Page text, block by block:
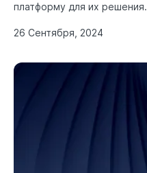
платформу для их решения.
26 Сентября, 2024